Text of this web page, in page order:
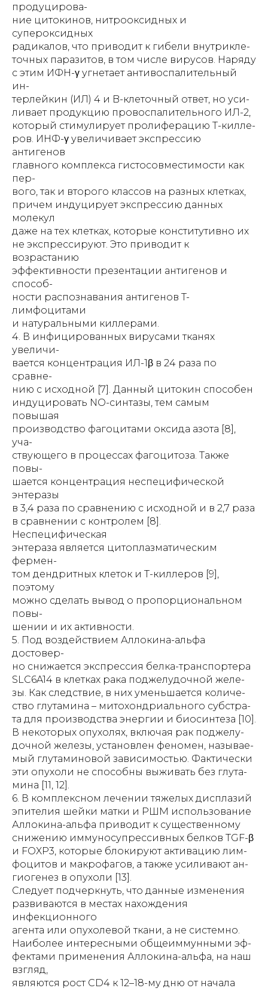
продуцирова-
ние цитокинов, нитрооксидных и
супероксидных
радикалов, что приводит к гибели внутрикле-
точных паразитов, в том числе вирусов. Наряду
с этим ИФН-γ угнетает антивоспалительный
ин-
терлейкин (ИЛ) 4 и B-клеточный ответ, но уси-
ливает продукцию провоспалительного ИЛ-2,
который стимулирует пролиферацию Т-килле-
ров. ИНФ-γ увеличивает экспрессию
антигенов
главного комплекса гистосовместимости как
пер-
вого, так и второго классов на разных клетках,
причем индуцирует экспрессию данных
молекул
даже на тех клетках, которые конститутивно их
не экспрессируют. Это приводит к
возрастанию
эффективности презентации антигенов и
способ-
ности распознавания антигенов T-
лимфоцитами
и натуральными киллерами.
4. В инфицированных вирусами тканях
увеличи-
вается концентрация ИЛ-1β в 24 раза по
сравне-
нию с исходной [7]. Данный цитокин способен
индуцировать NO-синтазы, тем самым
повышая
производство фагоцитами оксида азота [8],
уча-
ствующего в процессах фагоцитоза. Также
повы-
шается концентрация неспецифической
энтеразы
в 3,4 раза по сравнению с исходной и в 2,7 раза
в сравнении с контролем [8].
Неспецифическая
энтераза является цитоплазматическим
фермен-
том дендритных клеток и Т-киллеров [9],
поэтому
можно сделать вывод о пропорциональном
повы-
шении и их активности.
5. Под воздействием Аллокина-альфа
достовер-
но снижается экспрессия белка-транспортера
SLC6A14 в клетках рака поджелудочной желе-
зы. Как следствие, в них уменьшается количе-
ство глутамина – митохондриального субстра-
та для производства энергии и биосинтеза [10].
В некоторых опухолях, включая рак поджелу-
дочной железы, установлен феномен, называе-
мый глутаминовой зависимостью. Фактически
эти опухоли не способны выживать без глута-
мина [11, 12].
6. В комплексном лечении тяжелых дисплазий
эпителия шейки матки и РШМ использование
Аллокина-альфа приводит к существенному
снижению иммуносупрессивных белков TGF-β
и FOXP3, которые блокируют активацию лим-
фоцитов и макрофагов, а также усиливают ан-
гиогенез в опухоли [13].
Следует подчеркнуть, что данные изменения
развиваются в местах нахождения
инфекционного
агента или опухолевой ткани, а не системно.
Наиболее интересными общеиммунными эф-
фектами применения Аллокина-альфа, на наш
взгляд,
являются рост CD4 к 12–18-му дню от начала